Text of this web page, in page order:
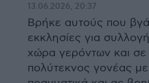
13.06.2026, 20:37
Βρήκε αυτούς που
εκκλησίες για
χώρα γερόντων και σε
πολύτεκνος γονέας με